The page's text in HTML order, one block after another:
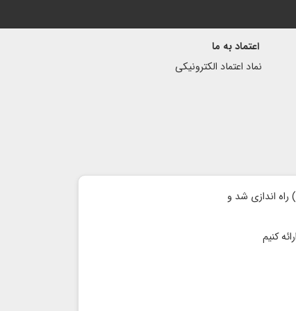
اعتماد به ما
نماد اعتماد الكترونیكی
) راه اندازی شد و